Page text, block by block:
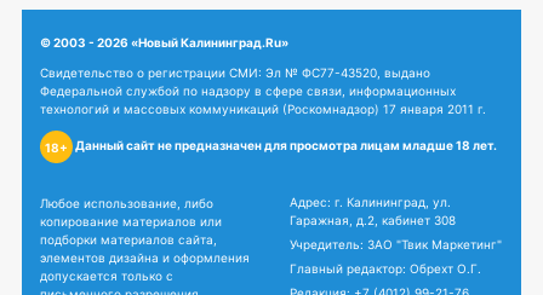
© 2003 - 2026 «Новый Калининград.Ru»
Свидетельство о регистрации СМИ: Эл № ФС77-43520, выдано
Федеральной службой по надзору в сфере связи, информационных
технологий и массовых коммуникаций (Роскомнадзор) 17 января 2011 г.
18+ Данный сайт не предназначен для просмотра лицам младше 18 лет.
Любое использование, либо
копирование материалов или
подборки материалов сайта,
элементов дизайна и оформления
допускается только с
Адрес: г. Калининград, ул.
Гаражная, д.2, кабинет 308
Учредитель: ЗАО "Твик Маркетинг"
Главный редактор: Обрехт О.Г.